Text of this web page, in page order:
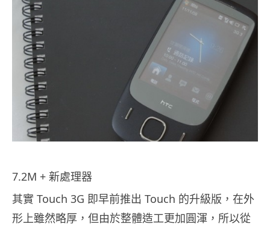
7.2M + 新處理器
其實 Touch 3G 即早前推出 Touch 的升級版，在外
形上雖然略厚，但由於整體造工更加圓渾，所以從